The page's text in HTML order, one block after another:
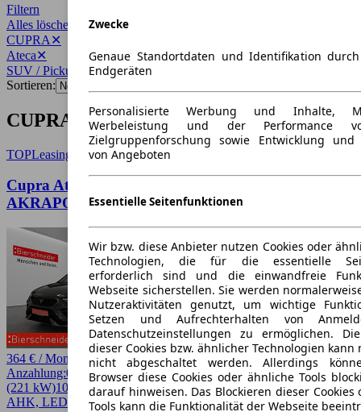
Filtern
Alles löschen
CUPRA ✕
Ateca✕
SUV / Pickup
Sortieren:
CUPRA Ateca SUV / Pickup Angebote
TOPLeasing
Cupra Ateca VZ Tribe
364 € / Monat
Anzahlung:0,00 €Laufzeit:30 Monatekm/Jahr:10.000Benzin300 PS
(221 kW)10 km EZ 08/2026AutomatikSUV / Pickup 4 Türen
AHK, LED
Zwecke
Genaue Standortdaten und Identifikation
Endgeräten
Personalisierte Werbung und Inhalte,
Werbeleistung und der Performance
Zielgruppenforschung sowie Entwicklung und
von Angeboten
Essentielle Seitenfunktionen
Wir bzw. diese Anbieter nutzen Cookies oder
Technologien, die für die essentielle
erforderlich sind und die einwandfreie
Webseite sicherstellen. Sie werden
Nutzeraktivitäten genutzt, um wichtige
Setzen und Aufrechterhalten von
Datenschutzeinstellungen zu ermöglichen.
dieser Cookies bzw. ähnlicher Technologien kann
nicht abgeschaltet werden. Allerdings
Browser diese Cookies oder ähnliche Tools
darauf hinweisen. Das Blockieren dieser
Tools kann die Funktionalität der Webseite